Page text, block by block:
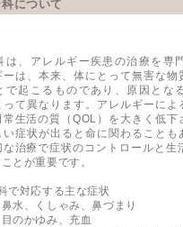
について
は、アレルギー疾患の治療を専
は、本来、体にとって無害な物
で起こるものであり、原因とな
って異なります。アレルギーによ
生活の質（QOL）を大きく低下
症状が出ると命に関わることも
治療で症状のコントロールと生
とが重要です。
で対応する主な症状
鼻水、くしゃみ、鼻づまり
のかゆみ、充血